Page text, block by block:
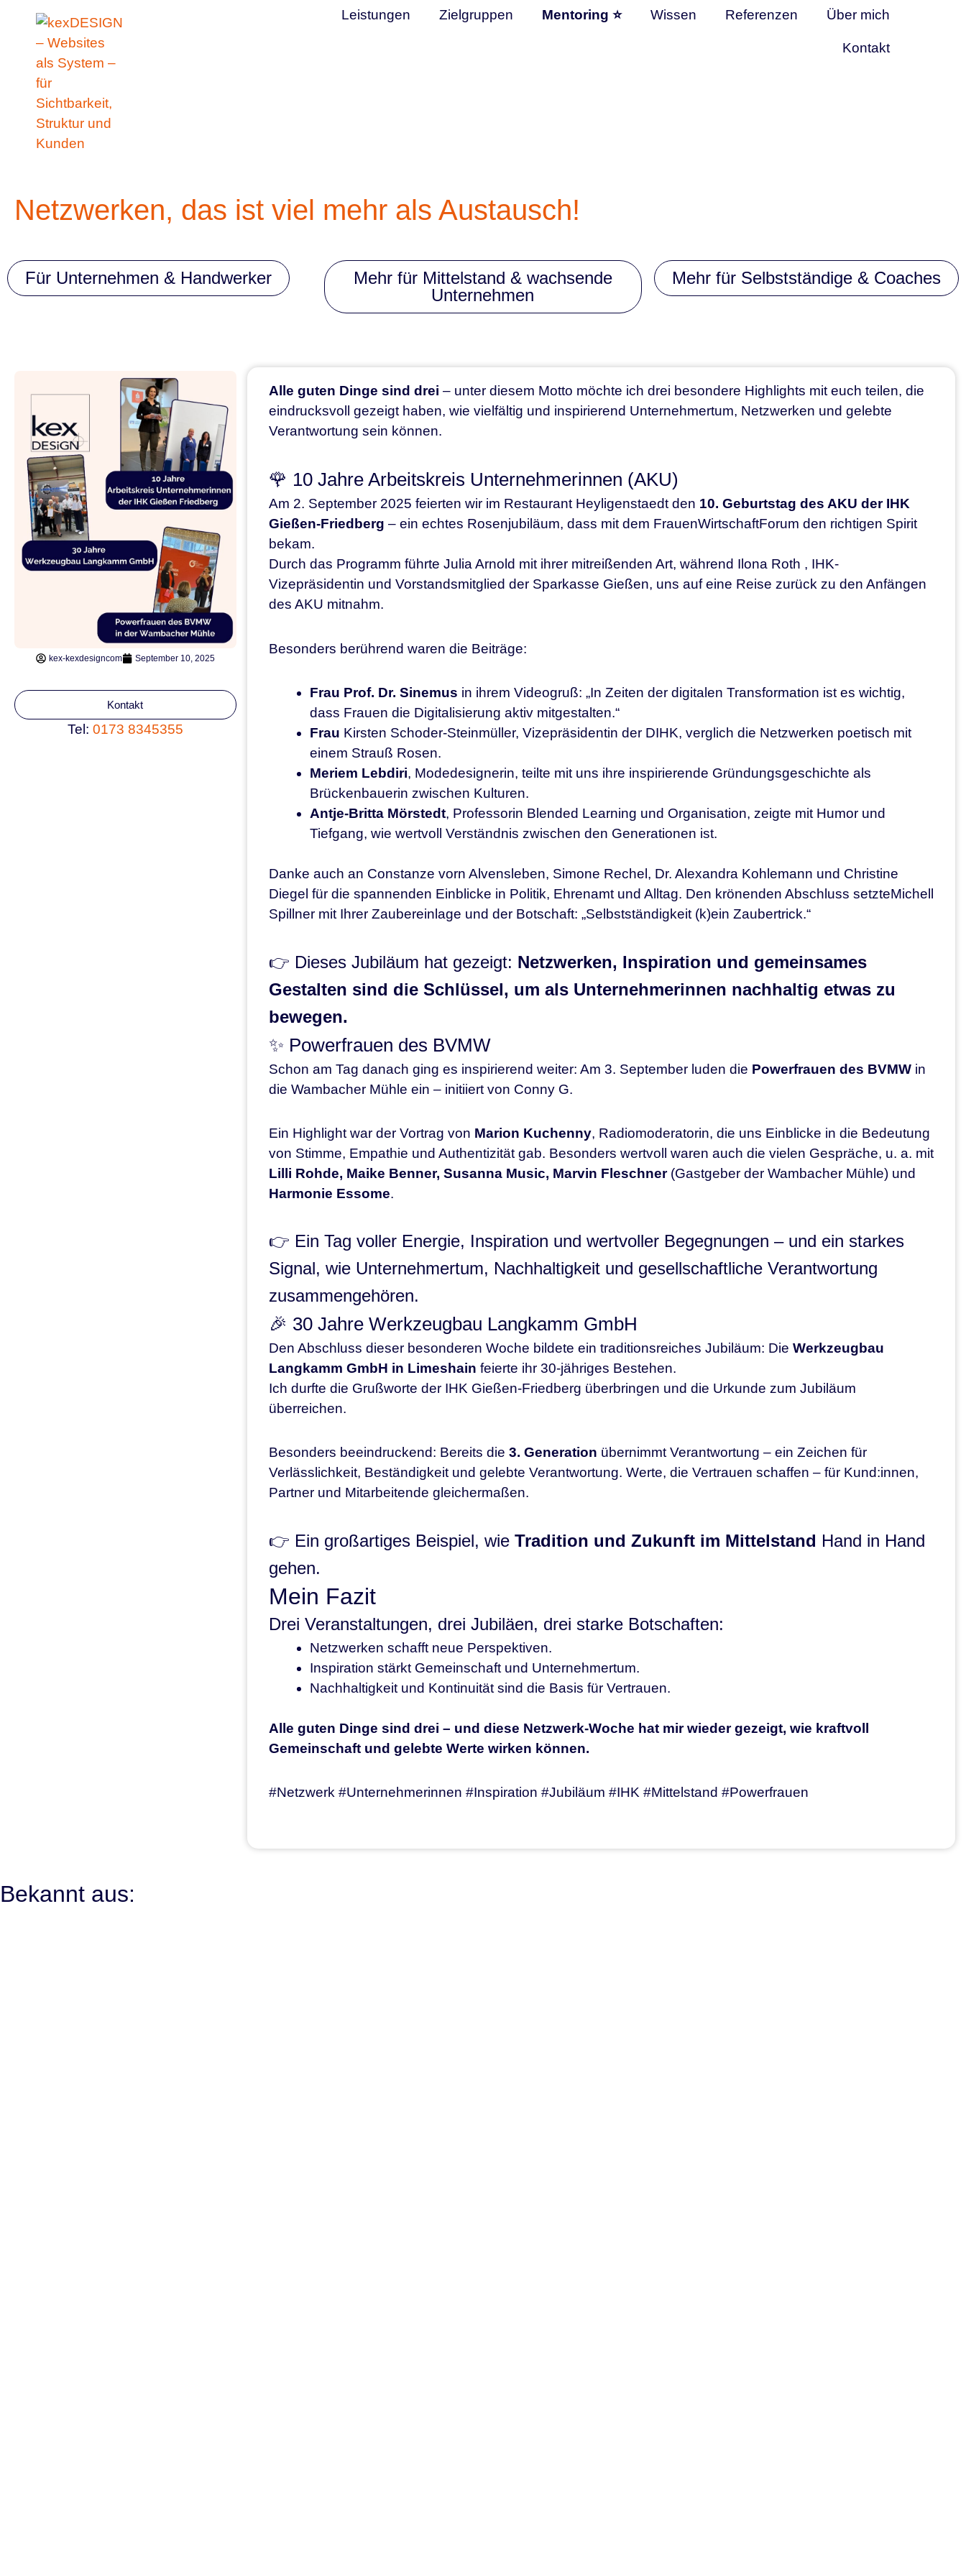
springen
springen
Leistungen Zielgruppen Mentoring ⭐ Wissen Referenzen Über mich
Kontakt
Netzwerken, das ist viel mehr als Austausch!
Für Unternehmen & Handwerker
Mehr für Mittelstand & wachsende
Unternehmen
Mehr für Selbstständige & Coaches
kex-kexdesigncom September 10, 2025
Kontakt
Tel: 0173 8345355
Alle guten Dinge sind drei – unter diesem Motto möchte ich drei besondere Highlights mit euch teilen, die
eindrucksvoll gezeigt haben, wie vielfältig und inspirierend Unternehmertum, Netzwerken und gelebte
Verantwortung sein können.
🌹 10 Jahre Arbeitskreis Unternehmerinnen (AKU)
Am 2. September 2025 feierten wir im Restaurant Heyligenstaedt den 10. Geburtstag des AKU der IHK
Gießen-Friedberg – ein echtes Rosenjubiläum, dass mit dem FrauenWirtschaftForum den richtigen Spirit
bekam.
Durch das Programm führte Julia Arnold mit ihrer mitreißenden Art, während Ilona Roth , IHK-
Vizepräsidentin und Vorstandsmitglied der Sparkasse Gießen, uns auf eine Reise zurück zu den Anfängen
des AKU mitnahm.
Besonders berührend waren die Beiträge:
Frau Prof. Dr. Sinemus in ihrem Videogruß: „In Zeiten der digitalen Transformation ist es wichtig,
dass Frauen die Digitalisierung aktiv mitgestalten.“
Frau Kirsten Schoder-Steinmüller, Vizepräsidentin der DIHK, verglich die Netzwerken poetisch mit
einem Strauß Rosen.
Meriem Lebdiri, Modedesignerin, teilte mit uns ihre inspirierende Gründungsgeschichte als
Brückenbauerin zwischen Kulturen.
Antje-Britta Mörstedt, Professorin Blended Learning und Organisation, zeigte mit Humor und
Tiefgang, wie wertvoll Verständnis zwischen den Generationen ist.
Danke auch an Constanze vorn Alvensleben, Simone Rechel, Dr. Alexandra Kohlemann und Christine
Diegel für die spannenden Einblicke in Politik, Ehrenamt und Alltag. Den krönenden Abschluss setzteMichell
Spillner mit Ihrer Zaubereinlage und der Botschaft: „Selbstständigkeit (k)ein Zaubertrick.“
👉 Dieses Jubiläum hat gezeigt: Netzwerken, Inspiration und gemeinsames
Gestalten sind die Schlüssel, um als Unternehmerinnen nachhaltig etwas zu
bewegen.
✨ Powerfrauen des BVMW
Schon am Tag danach ging es inspirierend weiter: Am 3. September luden die Powerfrauen des BVMWin
die Wambacher Mühle ein – initiiert von Conny G.
Ein Highlight war der Vortrag von Marion Kuchenny, Radiomoderatorin, die uns Einblicke in die Bedeutung
von Stimme, Empathie und Authentizität gab. Besonders wertvoll waren auch die vielen Gespräche, u. a. mit
Lilli Rohde, Maike Benner, Susanna Music, Marvin Fleschner(Gastgeber der Wambacher Mühle) und
Harmonie Essome.
👉 Ein Tag voller Energie, Inspiration und wertvoller Begegnungen – und ein starkes
Signal, wie Unternehmertum, Nachhaltigkeit und gesellschaftliche Verantwortung
zusammengehören.
🎉 30 Jahre Werkzeugbau Langkamm GmbH
Den Abschluss dieser besonderen Woche bildete ein traditionsreiches Jubiläum: Die Werkzeugbau
Langkamm GmbH in Limeshain feierte ihr 30-jähriges Bestehen.
Ich durfte die Grußworte der IHK Gießen-Friedberg überbringen und die Urkunde zum Jubiläum
überreichen.
Besonders beeindruckend: Bereits die 3. Generation übernimmt Verantwortung – ein Zeichen für
Verlässlichkeit, Beständigkeit und gelebte Verantwortung. Werte, die Vertrauen schaffen – für Kund:innen,
Partner und Mitarbeitende gleichermaßen.
👉 Ein großartiges Beispiel, wie Tradition und Zukunft im Mittelstand Hand in Hand
gehen.
Mein Fazit
Drei Veranstaltungen, drei Jubiläen, drei starke Botschaften:
Netzwerken schafft neue Perspektiven.
Inspiration stärkt Gemeinschaft und Unternehmertum.
Nachhaltigkeit und Kontinuität sind die Basis für Vertrauen.
Alle guten Dinge sind drei – und diese Netzwerk-Woche hat mir wieder gezeigt, wie kraftvoll
Gemeinschaft und gelebte Werte wirken können.
#Netzwerk #Unternehmerinnen #Inspiration #Jubiläum #IHK #Mittelstand #Powerfrauen
Bekannt aus: